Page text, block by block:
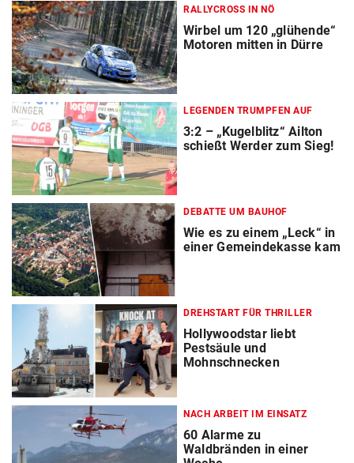
RALLYCROSS IN NÖ
Wirbel um 120 „glühende“
Motoren mitten in Dürre
LEGENDEN TRUMPFEN AUF
3:2 – „Kugelblitz“ Ailton
schießt Werder zum Sieg!
DEBATTE UM BAUHOF
Wie es zu einem „Leck“ in
einer Gemeindekasse kam
DREHSTART FÜR THRILLER
Hollywoodstar liebt
Pestsäule und
Mohnschnecken
NACH ARBEIT IM EINSATZ
60 Alarme zu
Waldbränden in einer